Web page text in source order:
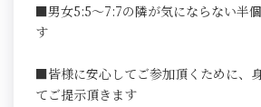
■男女5:5～7:7の隣が気にならない半
す
■皆様に安心してご参加頂くために、
てご提示頂きます